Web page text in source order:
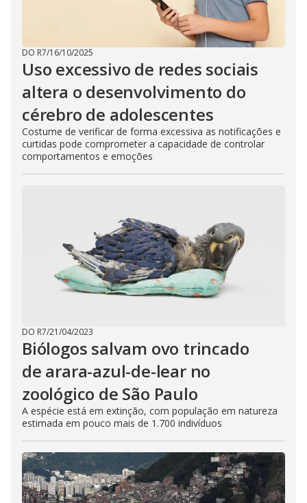
DO R7/16/10/2025
Uso excessivo de redes sociais
altera o desenvolvimento do
cérebro de adolescentes
Costume de verificar de forma excessiva as notificações e
curtidas pode comprometer a capacidade de controlar
comportamentos e emoções
DO R7/21/04/2023
Biólogos salvam ovo trincado
de arara-azul-de-lear no
zoológico de São Paulo
A espécie está em extinção, com população em natureza
estimada em pouco mais de 1.700 indivíduos